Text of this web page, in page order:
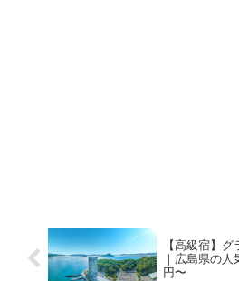
【高級宿】
｜広島県の
円〜